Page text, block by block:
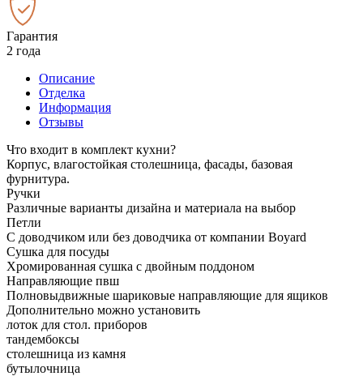
Гарантия
2 года
Описание
Отделка
Информация
Отзывы
Что входит в комплект кухни?
Корпус, влагостойкая столешница, фасады, базовая
фурнитура.
Ручки
Различные варианты дизайна и материала на выбор
Петли
С доводчиком или без доводчика от компании Boyard
Сушка для посуды
Хромированная сушка с двойным поддоном
Направляющие пвш
Полновыдвижные шариковые направляющие для ящиков
Дополнительно можно установить
лоток для стол. приборов
тандембоксы
столешница из камня
бутылочница